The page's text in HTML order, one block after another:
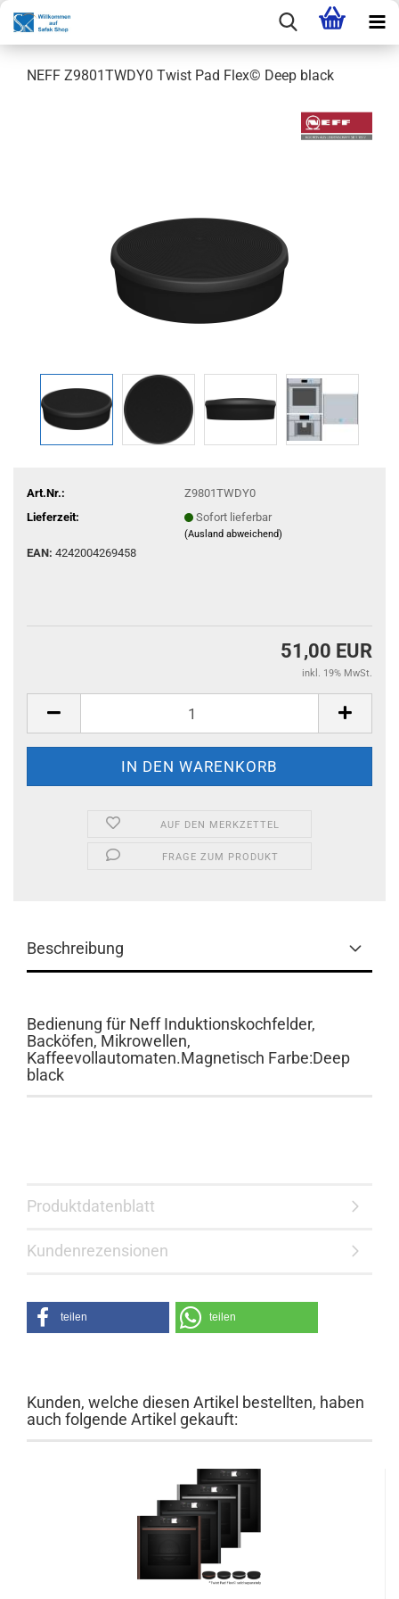
NEFF Z9801TWDY0 Twist Pad Flex© Deep black
Art.Nr.:
Z9801TWDY0
Lieferzeit:
Sofort lieferbar
(Ausland abweichend)
EAN: 4242004269458
51,00 EUR
inkl. 19% MwSt.
AUF DEN MERKZETTEL
FRAGE ZUM PRODUKT
Beschreibung
Bedienung für Neff Induktionskochfelder,
Backöfen, Mikrowellen,
Kaffeevollautomaten.Magnetisch Farbe:Deep
black
Produktdatenblatt
Kundenrezensionen
teilen teilen
Kunden, welche diesen Artikel bestellten, haben
auch folgende Artikel gekauft: